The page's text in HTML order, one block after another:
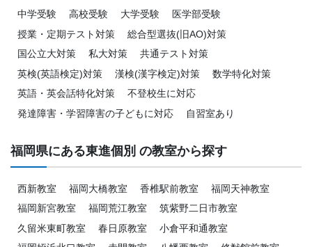
中学受験 高校受験 大学受験
医学部受験
授業・定期テスト対策
総合型選抜(旧AO)対策
国公立大対策
私大対策
共通テスト対策
英検(英語検定)対策
漢検(漢字検定)対策
数学特化対策
英語・英会話特化対策
不登校生に対応
発達障害・学習障害の子どもに対応
自習室あり
福岡県にある東進個別 の教室から探す
西新教室 福岡大橋教室 香椎駅前教室
福岡天神教室
福岡新宮教室
福岡荒江教室
筑紫野二日市教室
久留米東町教室
春日原教室
小倉平和通教室